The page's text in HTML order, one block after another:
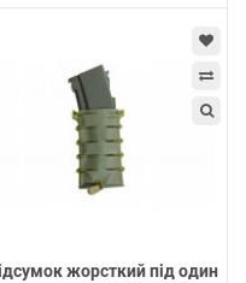
жорсткий під один